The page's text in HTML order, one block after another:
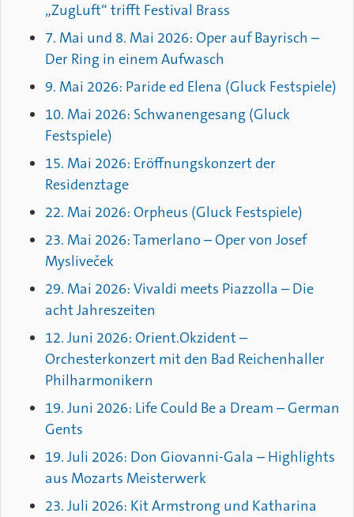
„ZugLuft“ trifft Festival Brass
7. Mai und 8. Mai 2026: Oper auf Bayrisch –
Der Ring in einem Aufwasch
9. Mai 2026: Paride ed Elena (Gluck Festspiele)
10. Mai 2026: Schwanengesang (Gluck
Festspiele)
15. Mai 2026: Eröffnungskonzert der
Residenztage
22. Mai 2026: Orpheus (Gluck Festspiele)
23. Mai 2026: Tamerlano – Oper von Josef
Mysliveček
29. Mai 2026: Vivaldi meets Piazzolla – Die
acht Jahreszeiten
12. Juni 2026: Orient.Okzident –
Orchesterkonzert mit den Bad Reichenhaller
Philharmonikern
19. Juni 2026: Life Could Be a Dream – German
Gents
19. Juli 2026: Don Giovanni-Gala – Highlights
aus Mozarts Meisterwerk
23. Juli 2026: Kit Armstrong und Katharina